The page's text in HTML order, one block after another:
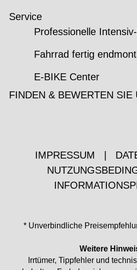
Service
Professionelle
Fahrrad fertig
E-BIKE Center
FINDEN & BEWERTEN SIE
IMPRESSUM
* Unverbindliche
Weitere
Irrtümer, Tippfehler und